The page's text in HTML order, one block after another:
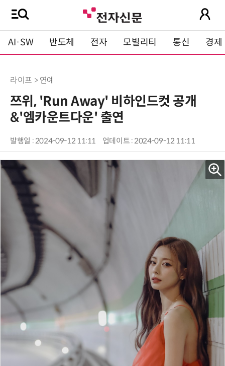
AI·SW 반도체 전자 모빌리티 통신 경제
라이프 > 연예
쯔위, 'Run Away' 비하인드컷 공개
&'엠카운트다운' 출연
발행일 : 2024-09-12 11:11 업데이트 : 2024-09-12 11:11